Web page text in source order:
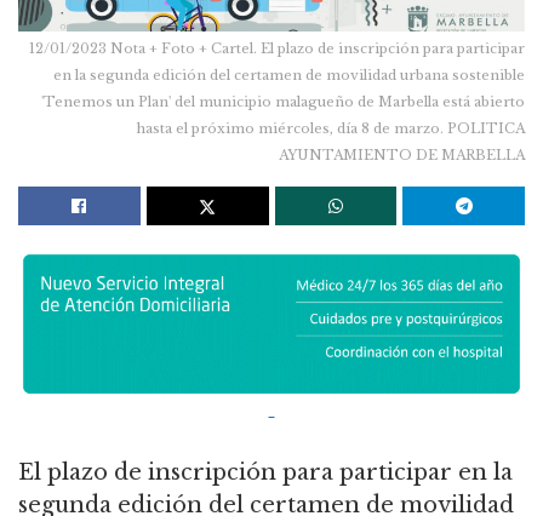
12/01/2023 Nota + Foto + Cartel. El plazo de inscripción para participar
en la segunda edición del certamen de movilidad urbana sostenible
'Tenemos un Plan' del municipio malagueño de Marbella está abierto
hasta el próximo miércoles, día 8 de marzo. POLITICA
AYUNTAMIENTO DE MARBELLA
El plazo de inscripción para participar en la
segunda edición del certamen de movilidad